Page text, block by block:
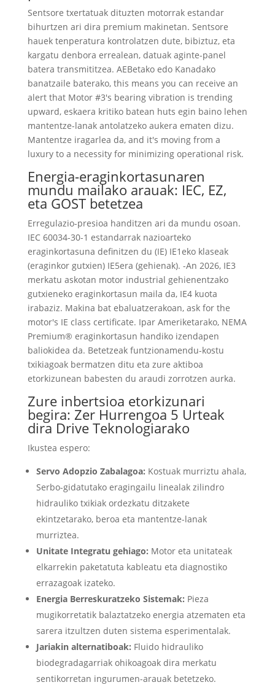
Sentsore txertatuak dituzten motorrak estandar
bihurtzen ari dira premium makinetan. Sentsore
hauek tenperatura kontrolatzen dute, bibiztuz, eta
kargatu denbora errealean, datuak aginte-panel
batera transmititzea. AEBetako edo Kanadako
banatzaile baterako, this means you can receive an
alert that Motor #3's bearing vibration is trending
upward, eskaera kritiko batean huts egin baino lehen
mantentze-lanak antolatzeko aukera ematen dizu.
Mantentze iragarlea da, and it's moving from a
luxury to a necessity for minimizing operational risk.
Energia-eraginkortasunaren
mundu mailako arauak: IEC, EZ,
eta GOST betetzea
Erregulazio-presioa handitzen ari da mundu osoan.
IEC 60034-30-1 estandarrak nazioarteko
eraginkortasuna definitzen du (IE) IE1eko klaseak
(eraginkor gutxien) IE5era (gehienak). -An 2026, IE3
merkatu askotan motor industrial gehienentzako
gutxieneko eraginkortasun maila da, IE4 kuota
irabaziz. Makina bat ebaluatzerakoan, ask for the
motor's IE class certificate. Ipar Ameriketarako, NEMA
Premium® eraginkortasun handiko izendapen
baliokidea da. Betetzeak funtzionamendu-kostu
txikiagoak bermatzen ditu eta zure aktiboa
etorkizunean babesten du araudi zorrotzen aurka.
Zure inbertsioa etorkizunari
begira: Zer Hurrengoa 5 Urteak
dira Drive Teknologiarako
Ikustea espero:
Servo Adopzio Zabalagoa: Kostuak murriztu ahala,
Serbo-gidatutako eragingailu linealak zilindro
hidrauliko txikiak ordezkatu ditzakete
ekintzetarako, beroa eta mantentze-lanak
murriztea.
Unitate Integratu gehiago: Motor eta unitateak
elkarrekin paketatuta kableatu eta diagnostiko
errazagoak izateko.
Energia Berreskuratzeko Sistemak: Pieza
mugikorretatik balaztatzeko energia atzematen eta
sarera itzultzen duten sistema esperimentalak.
Jariakin alternatiboak: Fluido hidrauliko
biodegradagarriak ohikoagoak dira merkatu
sentikorretan ingurumen-arauak betetzeko.